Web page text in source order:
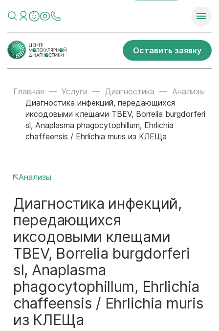
Оставить заявку
Главная Услуги Диагностика
Анализы
Диагностика инфекций, передающихся
иксодовыми клещами TBEV, Borrelia burgdorferi
sl, Anaplasma phagocytophillum, Ehrlichia
chaffeensis / Ehrlichia muris из КЛЕЩа
Анализы
Диагностика инфекций,
передающихся
иксодовыми клещами
TBEV, Borrelia burgdorferi
sl, Anaplasma
phagocytophillum, Ehrlichia
chaffeensis / Ehrlichia muris
из КЛЕЩа